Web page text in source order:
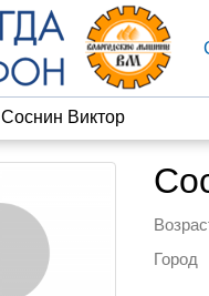
Соснин Виктор
Город